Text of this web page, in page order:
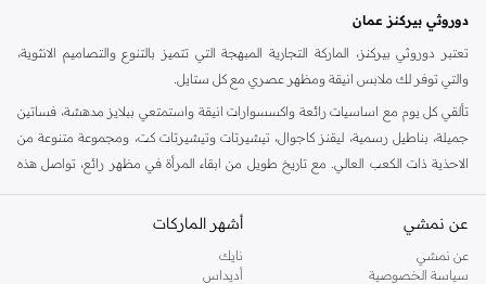
دوروثي بيركنز عمان
تعتبر دوروثي بيركنز، الماركة التجارية المبهجة التي تتميز بالتنوع والتصاميم الانثوية،
والتي توفر لك ملابس انيقة ومظهر عصري مع كل ستايل.
تألقي كل يوم مع اساسيات رائعة واكسسوارات انيقة واستمتعي ببلايز مدهشة، فساتين
جميلة، بناطيل رسمية، ليقنز كاجوال، تيشيرتات وتيشيرتات كت، ومجموعة متنوعة من
الاحذية ذات الكعب العالي. مع تاريخ طويل من ابقاء المرأة في مظهر رائع، تواصل هذه
كنت تقومين بتجديد خزانة ملابسك الملائمة للعمل، البحث عن فستان مثالي للحفلات او
اليه.
عن نمشي
عن نمشي
سياسة الخصوصية
أشهر الماركات
نايك
أديداس